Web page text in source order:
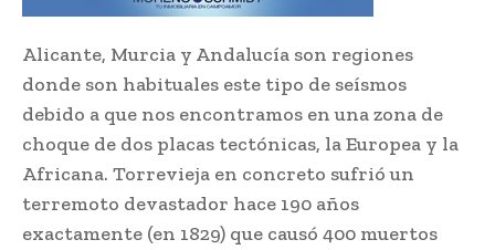
Alicante, Murcia y Andalucía son regiones
donde son habituales este tipo de seísmos
debido a que nos encontramos en una zona de
choque de dos placas tectónicas, la Europea y la
Africana. Torrevieja en concreto sufrió un
terremoto devastador hace 190 años
exactamente (en 1829) que causó 400 muertos